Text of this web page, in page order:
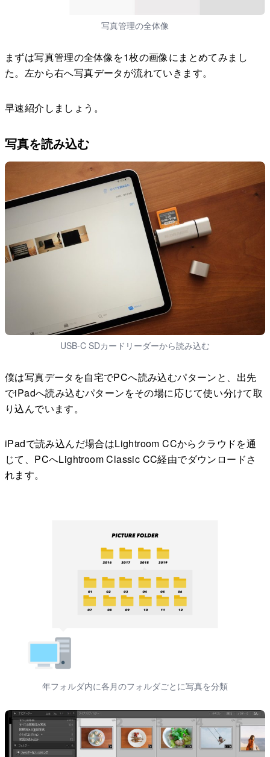
写真管理の全体像
まずは写真管理の全体像を1枚の画像にまとめてみまし
た。左から右へ写真データが流れていきます。
早速紹介しましょう。
写真を読み込む
USB-C SDカードリーダーから読み込む
僕は写真データを自宅でPCへ読み込むパターンと、出先
でiPadへ読み込むパターンをその場に応じて使い分けて取
り込んでいます。
iPadで読み込んだ場合はLightroom CCからクラウドを通
じて、PCへLightroom Classic CC経由でダウンロードさ
れます。
年フォルダ内に各月のフォルダごとに写真を分類